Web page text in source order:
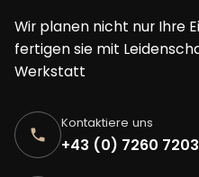
Wir planen nicht nur Ihre
fertigen sie mit
Werkstatt
Kontaktiere uns
+43 (0) 7260